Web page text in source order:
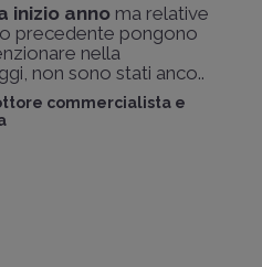
inizio anno ma relative
precedente pongono
nella
non sono stati anco..
commercialista e